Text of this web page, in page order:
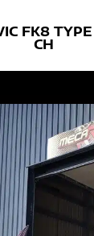
FK8
CH